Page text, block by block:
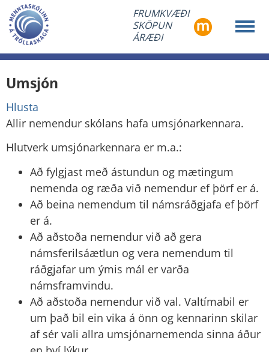
FRUMKVÆÐI
SKÖPUN
ÁRÆÐI
Umsjón
Hlusta
Allir nemendur skólans hafa umsjónarkennara.
Hlutverk umsjónarkennara er m.a.:
Að fylgjast með ástundun og mætingum
nemenda og ræða við nemendur ef þörf er á.
Að beina nemendum til námsráðgjafa ef þörf
er á.
Að aðstoða nemendur við að gera
námsferilsáætlun og vera nemendum til
ráðgjafar um ýmis mál er varða
námsframvindu.
Að aðstoða nemendur við val. Valtímabil er
um það bil ein vika á önn og kennarinn skilar
af sér vali allra umsjónarnemenda sinna áður